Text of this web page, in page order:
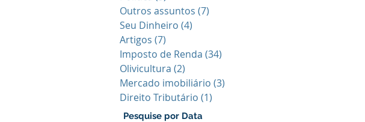
Outros assuntos (7)
Seu Dinheiro (4)
Artigos (7)
Imposto de Renda (34)
Olivicultura (2)
Mercado imobiliário (3)
Direito Tributário (1)
Pesquise por Data